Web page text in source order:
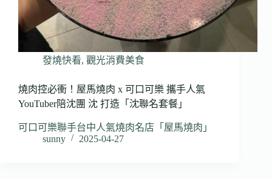
發燒快看, 觀光消費美食
燒肉控必衝！屋馬燒肉 x 可口可樂 攜手人氣
YouTuber陪沈團 沈 打造「沈聯名套餐」
可口可樂聯手台中人氣燒肉名店「屋馬燒肉」
sunny
2025-04-27